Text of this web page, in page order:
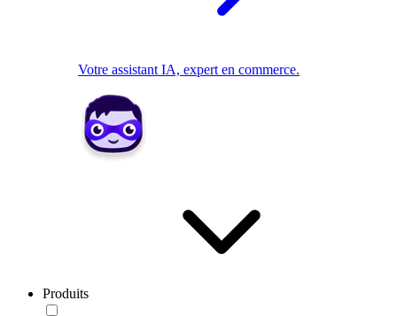
Votre assistant IA, expert en commerce.
Produits